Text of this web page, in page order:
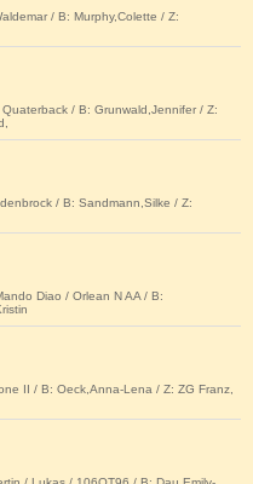
/ B: Murphy,Colette / Z:
/ B: Grunwald,Jennifer / Z:
/ B: Sandmann,Silke / Z:
Diao / Orlean N AA / B:
II / B: Oeck,Anna-Lena / Z: ZG Franz,